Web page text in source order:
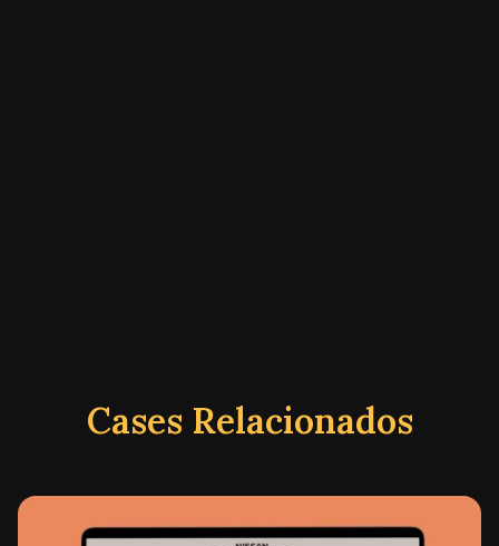
Cases Relacionados